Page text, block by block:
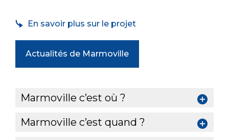
En savoir plus sur le projet
Actualités de Marmoville
Marmoville c’est où ?
Marmoville c’est quand ?